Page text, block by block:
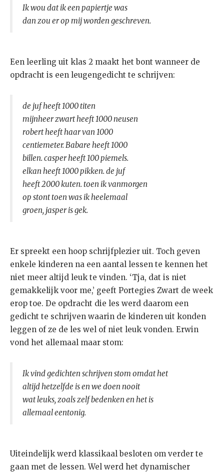
Ik wou dat ik een papiertje was
dan zou er op mij worden geschreven.
Een leerling uit klas 2 maakt het bont wanneer de
opdracht is een leugengedicht te schrijven:
de juf heeft 1000 titen
mijnheer zwart heeft 1000 neusen
robert heeft haar van 1000
centiemeter. Babare heeft 1000
billen. casper heeft 100 piemels.
elkan heeft 1000 pikken. de juf
heeft 2000 kuten. toen ik vanmorgen
op stont toen was ik heelemaal
groen, jasper is gek.
Er spreekt een hoop schrijfplezier uit. Toch geven
enkele kinderen na een aantal lessen te kennen het
niet meer altijd leuk te vinden. ‘Tja, dat is niet
gemakkelijk voor me,’ geeft Portegies Zwart de week
erop toe. De opdracht die les werd daarom een
gedicht te schrijven waarin de kinderen uit konden
leggen of ze de les wel of niet leuk vonden. Erwin
vond het allemaal maar stom:
Ik vind gedichten schrijven stom omdat het
altijd hetzelfde is en we doen nooit
wat leuks, zoals zelf bedenken en het is
allemaal eentonig.
Uiteindelijk werd klassikaal besloten om verder te
gaan met de lessen. Wel werd het dynamischer